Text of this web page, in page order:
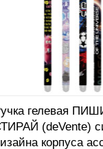
гелевая
(deVente)
корпуса